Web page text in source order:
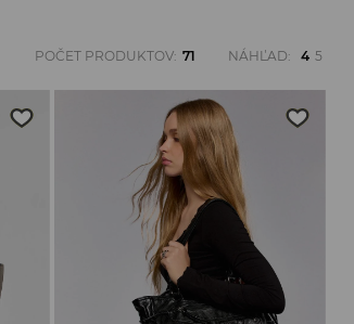
POČET PRODUKTOV: 71 NÁHĽAD: 4 5